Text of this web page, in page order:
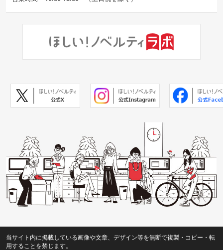
当サイト内に掲載している画像や文章、デザイン等を無断で複製・コピー・転
用することを禁じます。